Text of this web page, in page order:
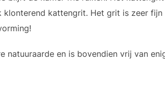
kattengrit. Het grit is zeer fijn
natuuraarde en is bovendien vrij van